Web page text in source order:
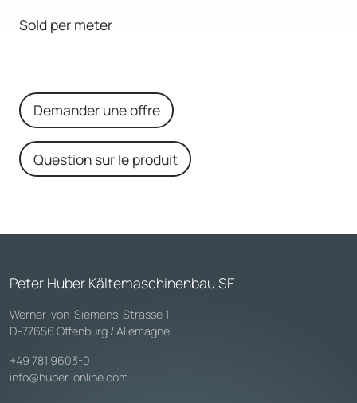
Sold per meter
Demander une offre
Question sur le produit
Peter Huber Kältemaschinenbau SE
Werner-von-Siemens-Strasse 1
D-77656 Offenburg / Allemagne
+49 781 9603-0
info@huber-online.com